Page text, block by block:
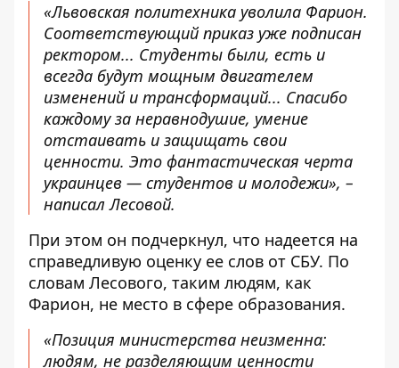
«Львовская политехника уволила Фарион.
Соответствующий приказ уже подписан
ректором... Студенты были, есть и
всегда будут мощным двигателем
изменений и трансформаций... Спасибо
каждому за неравнодушие, умение
отстаивать и защищать свои
ценности. Это фантастическая черта
украинцев — студентов и молодежи», –
написал Лесовой.
При этом он подчеркнул, что надеется на
справедливую оценку ее слов от СБУ. По
словам Лесового, таким людям, как
Фарион, не место в сфере образования.
«Позиция министерства неизменна:
людям, не разделяющим ценности